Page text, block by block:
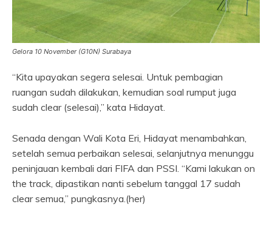
Gelora 10 November (G10N) Surabaya
“Kita upayakan segera selesai. Untuk pembagian
ruangan sudah dilakukan, kemudian soal rumput juga
sudah clear (selesai),” kata Hidayat.
Senada dengan Wali Kota Eri, Hidayat menambahkan,
setelah semua perbaikan selesai, selanjutnya menunggu
peninjauan kembali dari FIFA dan PSSI. “Kami lakukan on
the track, dipastikan nanti sebelum tanggal 17 sudah
clear semua,” pungkasnya.(her)